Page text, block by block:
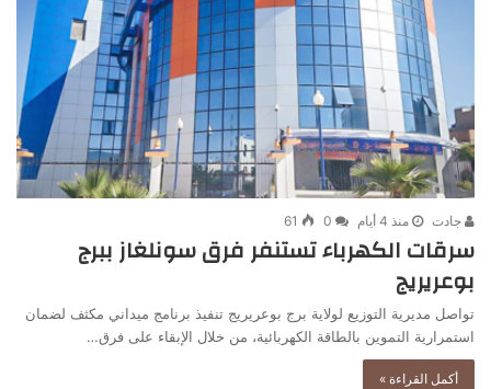
جادت منذ 4 أيام 0
61
سرقات الكهرباء تستنفر فرق سونلغاز ببرج
بوعريريج
تواصل مديرية التوزيع لولاية برج بوعريريج تنفيذ برنامج ميداني مكثف لضمان
استمرارية التموين بالطاقة الكهربائية، من خلال الإبقاء على فرق…
أكمل القراءة »